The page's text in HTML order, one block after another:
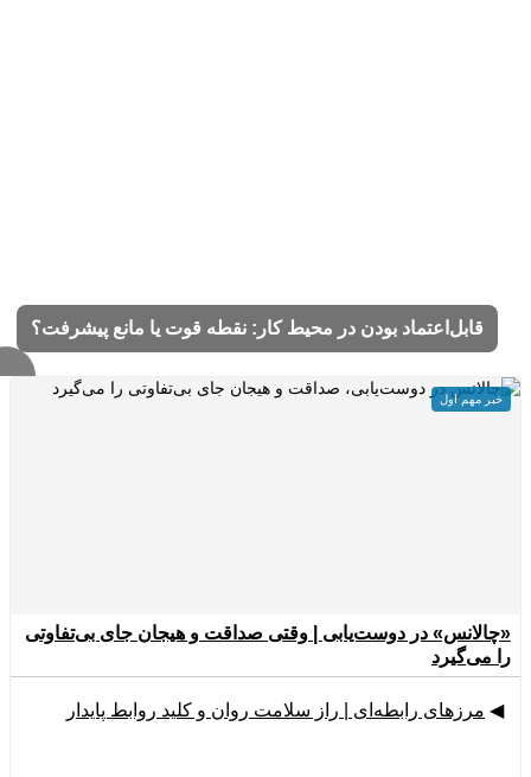
قابل‌اعتماد بودن در محیط کار: نقطه قوت یا مانع پیشرفت؟
خبر مهم اول
در دوست‌یابی | وقتی صداقت و هیجان جای بی‌تفاوتی
می‌گیرد
مرزهای رابطه‌ای | راز سلامت روان و کلید روابط پایدار